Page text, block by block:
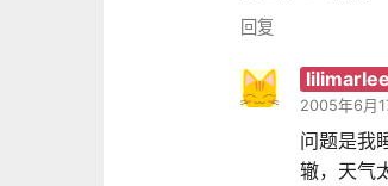
回复
2005年6月
问题是我
辙，天气